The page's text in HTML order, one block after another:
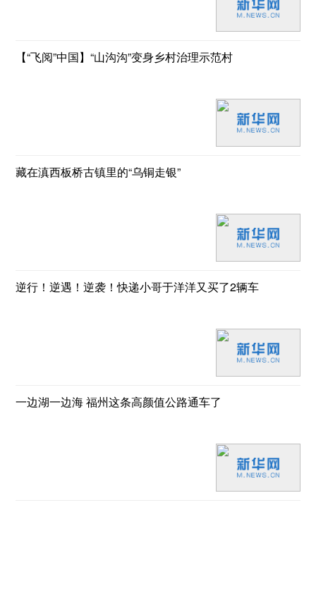
【“飞阅”中国】“山沟沟”变身乡村治理示范村
藏在滇西板桥古镇里的“乌铜走银”
逆行！逆遇！逆袭！快递小哥于洋洋又买了2辆车
一边湖一边海 福州这条高颜值公路通车了